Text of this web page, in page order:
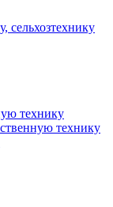
технику
технику